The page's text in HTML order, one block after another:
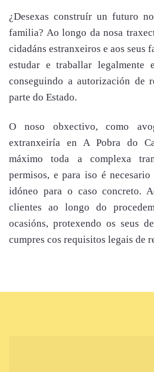
¿Desexas construír un futuro
familia? Ao longo da nosa
cidadáns estranxeiros e aos seus
estudar e traballar legalmente
conseguindo a autorización de
parte do Estado.
O noso obxectivo, como
extranxeiría en A Pobra do
máximo toda a complexa
permisos, e para iso é
idóneo para o caso concreto.
clientes ao longo do
ocasións, protexendo os seus
cumpres cos requisitos legais de